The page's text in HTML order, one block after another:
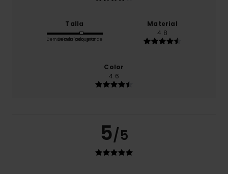
Talla
Demasiado pequeño
Demasiado grande
Material
4.8
Color
4.6
5/5